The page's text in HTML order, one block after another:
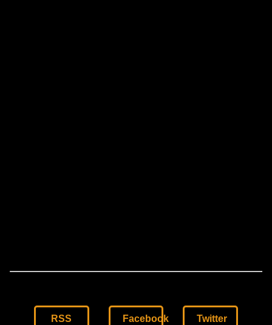
RSS Facebook Twitter